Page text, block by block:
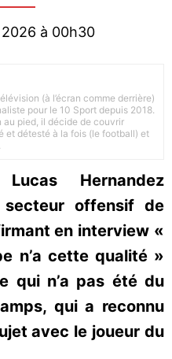
2026 à 00h30
(à l’écran comme derrière)
pour le 10 Sport depuis 2018.
au pied, il décide de couvrir
et détesté à la fois (le football) et
Hernandez
secteur offensif de
en interview «
n’a cette qualité »
qui n’a pas été du
qui a reconnu
avec le joueur du